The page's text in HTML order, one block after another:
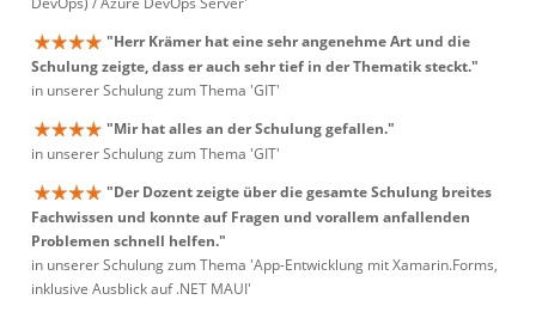
"Herr Krämer hat eine sehr angenehme Art und die
Schulung zeigte, dass er auch sehr tief in der Thematik steckt."
in unserer Schulung zum Thema 'GIT'
"Mir hat alles an der Schulung gefallen."
in unserer Schulung zum Thema 'GIT'
"Der Dozent zeigte über die gesamte Schulung breites
Fachwissen und konnte auf Fragen und vorallem anfallenden
Problemen schnell helfen."
in unserer Schulung zum Thema 'App-Entwicklung mit Xamarin.Forms,
inklusive Ausblick auf .NET MAUI'